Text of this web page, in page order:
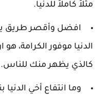
مثلاً كاملاً للدنيا.
افضل وأقصر طريق
الدنيا موفور الكرامة،
كالذي يظهر منك للناس.
وما انتفاع أخي الدنيا